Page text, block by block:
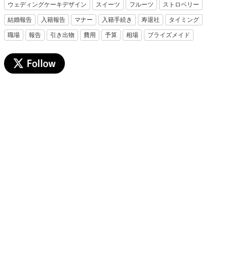
ウェディングケーキデザイン スイーツ フルーツ ストロベリー
結婚報告 入籍報告 マナー 入籍手続き 寿退社 タイミング
職場 報告 引き出物 費用 予算 相場 ブライズメイド